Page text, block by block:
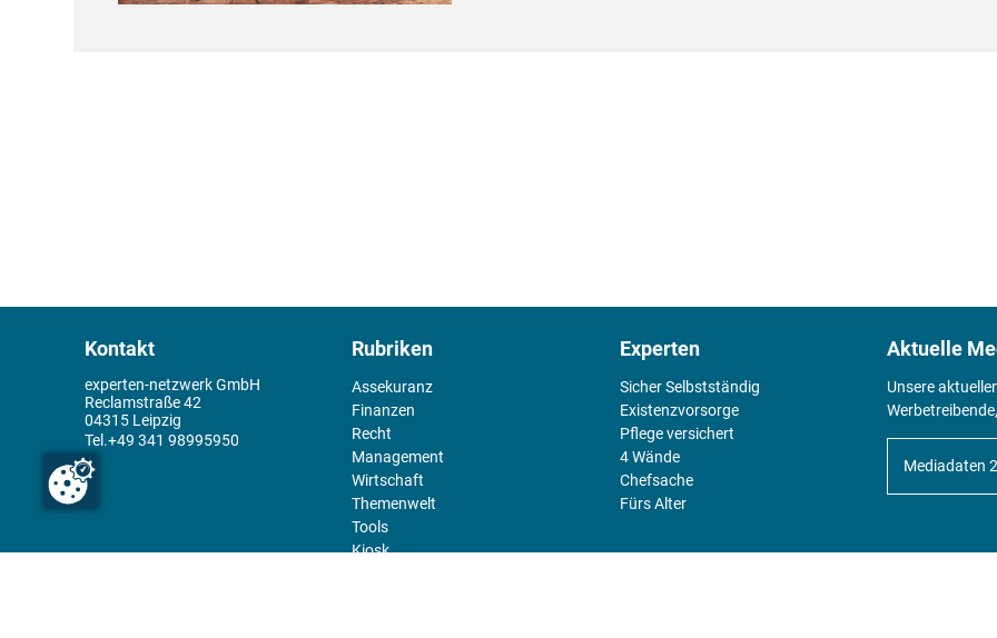
Kontakt
experten-netzwerk GmbH
Reclamstraße 42
04315 Leipzig
+49 341 98995950
Rubriken
Assekuranz
Finanzen
Recht
Management
Wirtschaft
Themenwelt
Tools
Kiosk
Experten
Sicher Selbstständig
Existenz­vorsorge
Pflege versichert
4 Wände
Chefsache
Fürs Alter
Aktuelle
Unsere
Mediadaten